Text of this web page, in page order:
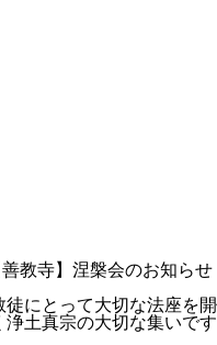
善教寺】涅槃会のお知らせ
にとって大切な法座を
土真宗の大切な集いで